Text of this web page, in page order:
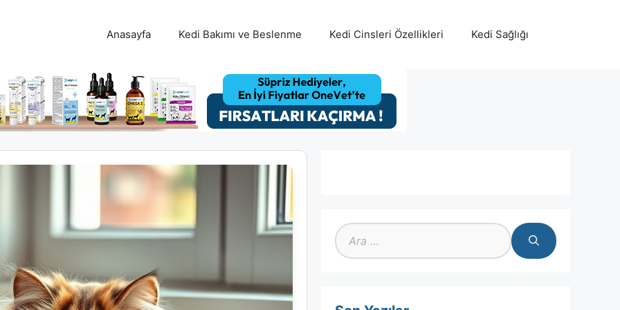
Anasayfa Kedi Bakımı ve Beslenme Kedi Cinsleri Özellikleri Kedi Sağlığı
için
ara